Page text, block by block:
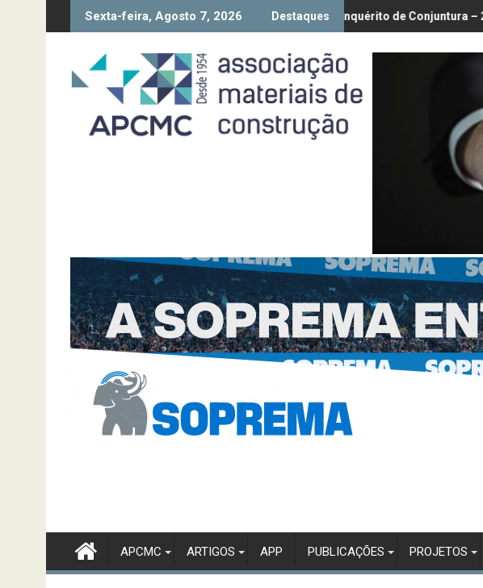
Sexta-feira, Agosto 7, 2026 Destaques
da Diretiva “Transparência Salarial” – Pedido de contributos até 18/8
Síntese Inquérito de Conjuntura – 2º Trimestre 2026
APCMC ARTIGOS APP PUBLICAÇÕES PROJETOS